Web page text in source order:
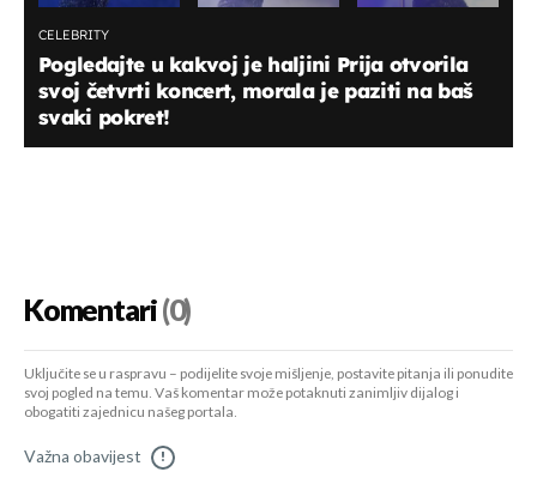
CELEBRITY
Pogledajte u kakvoj je haljini Prija otvorila
svoj četvrti koncert, morala je paziti na baš
svaki pokret!
Komentari(0)
Uključite se u raspravu – podijelite svoje mišljenje, postavite pitanja ili ponudite
svoj pogled na temu. Vaš komentar može potaknuti zanimljiv dijalog i
obogatiti zajednicu našeg portala.
Važna obavijest !